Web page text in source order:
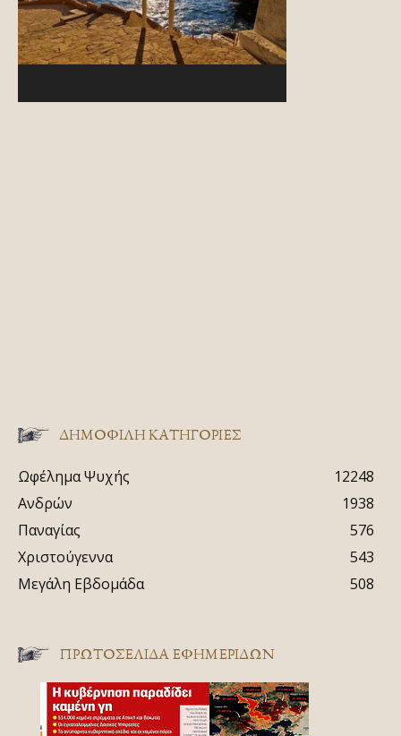
ΔΗΜΟΦΙΛΗ ΚΑΤΗΓΟΡΙΕΣ
Ωφέλημα Ψυχής
12248
Ανδρών
1938
Παναγίας
576
Χριστούγεννα
543
Μεγάλη Εβδομάδα
508
ΠΡΩΤΟΣΈΛΙΔΑ ΕΦΗΜΕΡΊΔΩΝ